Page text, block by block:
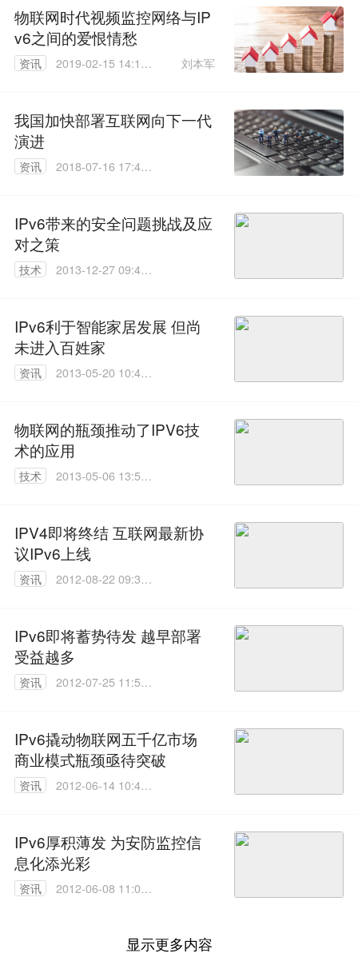
物联网时代视频监控网络与IP
v6之间的爱恨情愁
资讯
2019-02-15 14:19:
刘本军
我国加快部署互联网向下一代
演进
资讯
2018-07-16 17:46:
IPv6带来的安全问题挑战及应
对之策
技术
2013-12-27 09:40:
IPv6利于智能家居发展 但尚
未进入百姓家
资讯
2013-05-20 10:49:
物联网的瓶颈推动了IPV6技
术的应用
技术
2013-05-06 13:57:
IPV4即将终结 互联网最新协
议IPv6上线
资讯
2012-08-22 09:31:
IPv6即将蓄势待发 越早部署
受益越多
资讯
2012-07-25 11:56:
IPv6撬动物联网五千亿市场
商业模式瓶颈亟待突破
资讯
2012-06-14 10:48:
IPv6厚积薄发 为安防监控信
息化添光彩
资讯
2012-06-08 11:08:
显示更多内容